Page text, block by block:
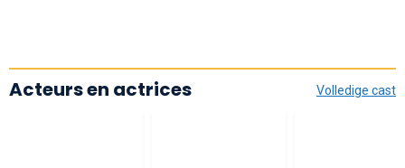
Volledige cast
Acteurs en actrices